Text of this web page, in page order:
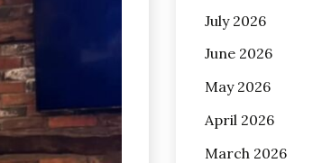
July 2026
June 2026
May 2026
April 2026
March 2026